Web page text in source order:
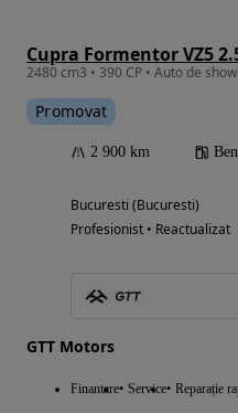
Cupra Formentor VZ5
2480 cm3 • 390 CP • Auto de
Promovat
2 900 km
Bucuresti (Bucuresti)
Profesionist • Reactualizat
GTT Motors
Finantare Service Reparație